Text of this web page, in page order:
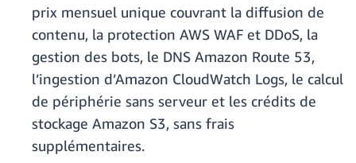
prix mensuel unique couvrant la diffusion de
contenu, la protection AWS WAF et DDoS, la
gestion des bots, le DNS Amazon Route 53,
l’ingestion d’Amazon CloudWatch Logs, le calcul
de périphérie sans serveur et les crédits de
stockage Amazon S3, sans frais
supplémentaires.